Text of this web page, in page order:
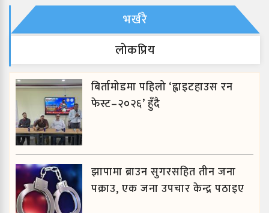
भर्खरै
लाेकप्रिय
बिर्तामोडमा पहिलो ‘ह्वाइटहाउस रन
फेस्ट–२०२६’ हुँदै
झापामा ब्राउन सुगरसहित तीन जना
पक्राउ, एक जना उपचार केन्द्र पठाइए